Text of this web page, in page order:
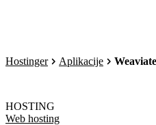
Hostinger Aplikacije Weaviate
HOSTING
Web hosting